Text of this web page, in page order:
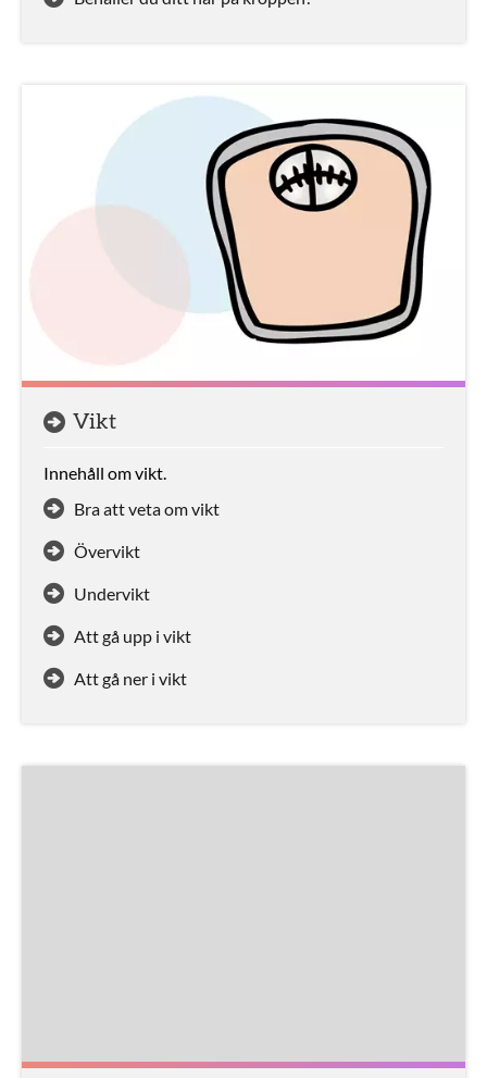
Vikt
Innehåll om vikt.
Bra att veta om vikt
Övervikt
Undervikt
Att gå upp i vikt
Att gå ner i vikt